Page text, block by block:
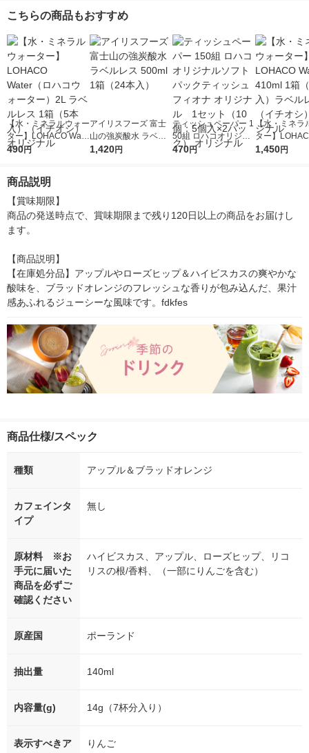
こちらの商品もおすすめ
【水・ミネラルウォー
ター】LOHACO Wate
r（ロハコウォータ
シ） オリジナル
490円
アイリスフーズ 富士
山の強炭酸水 ラベル
レス 500ml 1箱（24
1,420円
ティッシュペーパー 1
50組 ロハコオリジナ
ルソフトパックティッ
470円
【水・ミネラ
ター】
r 410ml 1箱（
1,450円
商品説明
【賞味期限】
商品の発送時点で、賞味期限まで残り120日以上の商品をお届けし
ます。
【商品説明】
【在庫処分品】アップルやローズヒップ＆ハイビスカスの爽やかな
酸味を、ブラッドオレンジのフレッシュな香りが包み込んだ、果汁
感あふれるジューシーな風味です。fdkfes
商品仕様/スペック
種類 アップル＆ブラッドオレンジ
カフェインタ
イプ
無し
原材料 ※お
手元に届いた
商品を必ずご
確認ください
ハイビスカス、アップル、ローズヒップ、リコ
リスの根/香料、（一部にりんごを含む）
原産国 ポーランド
抽出量 140ml
内容量(g) 14g（7杯分入り）
表示すべきア
りんご